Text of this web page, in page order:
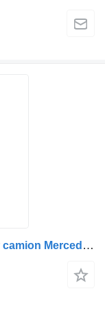
Autoradio Radio cu Ecran pentru per camion Mercedes-Benz A0004467662 A0004465862 A0004466662